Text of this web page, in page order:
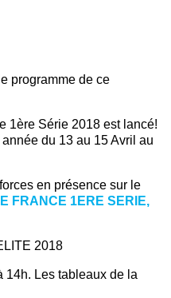
programme de ce
1ère Série 2018 est lancé!
du 13 au 15 Avril au
en présence sur le
FRANCE 1ERE SERIE,
14h. Les tableaux de la